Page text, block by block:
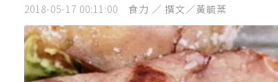
2018-05-17 00:11:00 食力 ／ 撰文／黃毓棻